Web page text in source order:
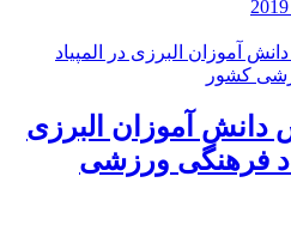
آموزان البرزی
فرهنگی ورزشی